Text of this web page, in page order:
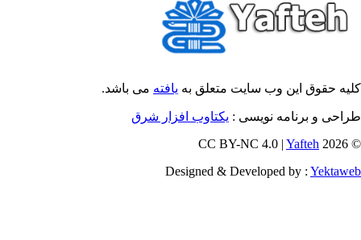
حقوق این وب سایت متعلق بهیافتهمی باشد.
و برنامه نویسی : یکتاوب افزار شرق
©
Yafteh
Designed & Developed by :